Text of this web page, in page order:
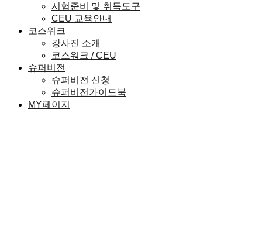
시험준비 및 취득도구
CEU 교육안내
코스워크
강사진 소개
코스워크 / CEU
슈퍼비전
슈퍼비전 신청
슈퍼비전가이드북
MY페이지